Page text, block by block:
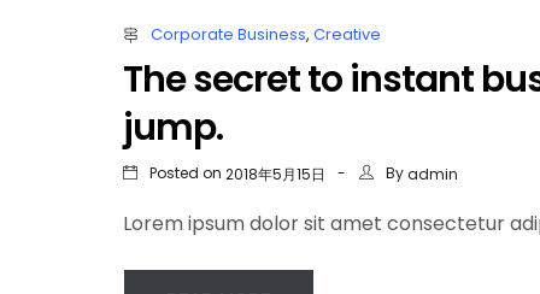
Corporate Business, Creative
The secret to instant
jump.
Posted on 2018年5月15日 Byadmin
Lorem ipsum dolor sit amet consectetur